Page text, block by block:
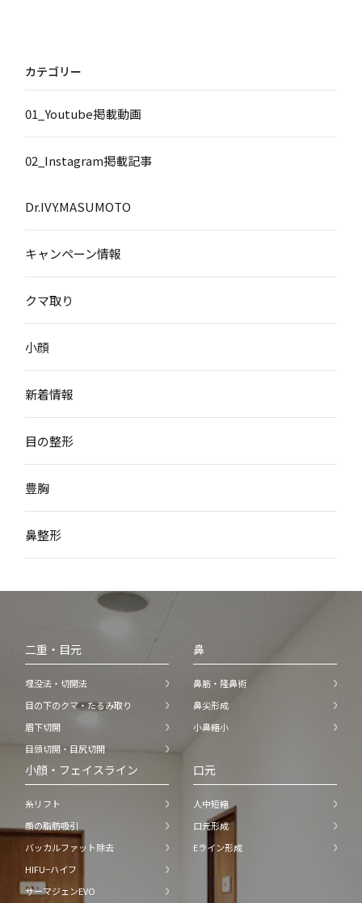
カテゴリー
01_Youtube掲載動画
02_Instagram掲載記事
Dr.IVY.MASUMOTO
キャンペーン情報
クマ取り
小顔
新着情報
目の整形
豊胸
鼻整形
二重・目元
埋没法・切開法
目の下のクマ・たるみ取り
眉下切開
目頭切開・目尻切開
鼻
鼻筋・隆鼻術
鼻尖形成
小鼻縮小
小顔・フェイスライン
糸リフト
顔の脂肪吸引
バッカルファット除去
HIFU−ハイフ
サーマジェンEVO
口元
人中短縮
口元形成
Eライン形成